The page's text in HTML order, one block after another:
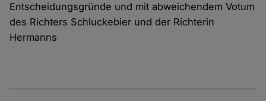
Entscheidungsgründe und mit abweichendem Votum
des Richters Schluckebier und der Richterin
Hermanns